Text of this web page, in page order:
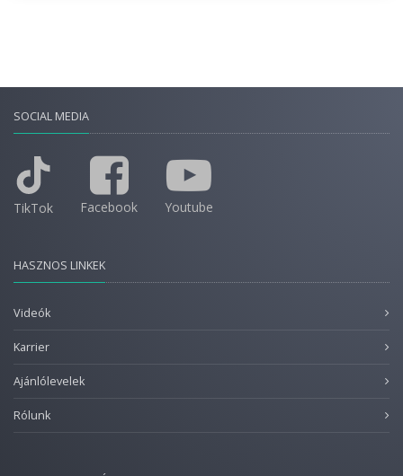
SOCIAL MEDIA
TikTok Facebook Youtube
HASZNOS LINKEK
Videók
Karrier
Ajánlólevelek
Rólunk